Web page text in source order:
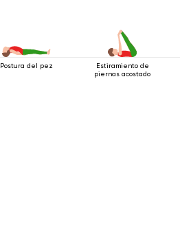
Postura del pez
Estiramiento de
piernas acostado